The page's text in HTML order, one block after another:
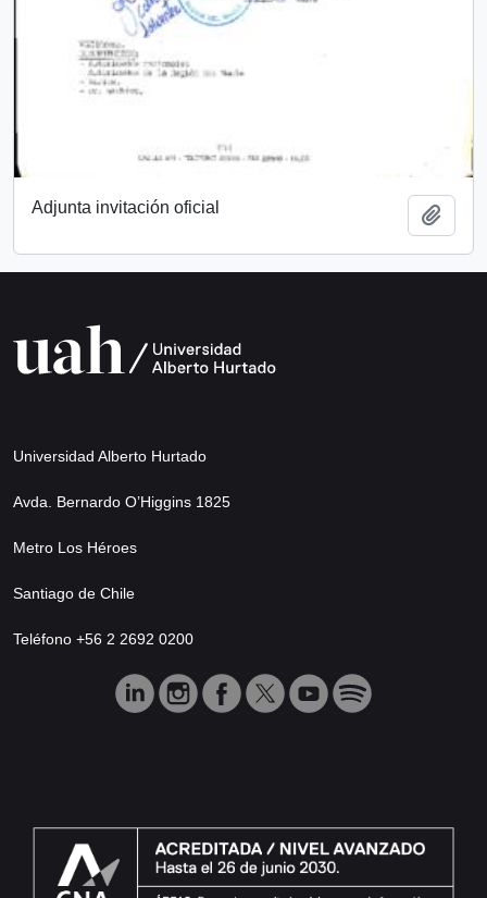
Adjunta invitación oficial
Universidad Alberto Hurtado
Avda. Bernardo O’Higgins 1825
Metro Los Héroes
Santiago de Chile
Teléfono +56 2 2692 0200